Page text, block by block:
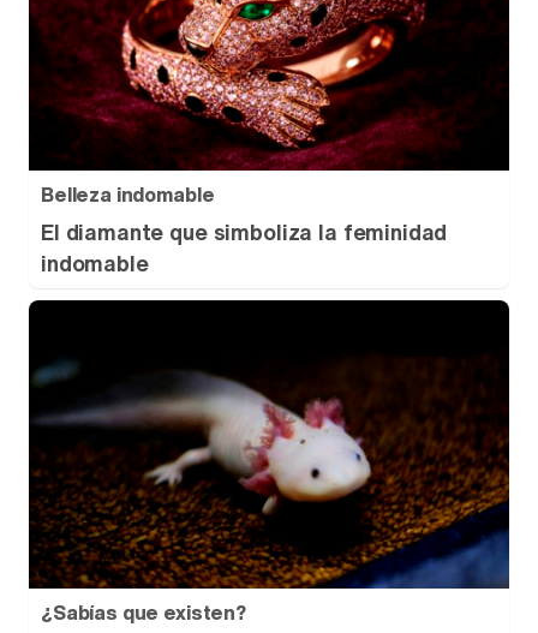
Belleza indomable
El diamante que simboliza la feminidad
indomable
¿Sabías que existen?